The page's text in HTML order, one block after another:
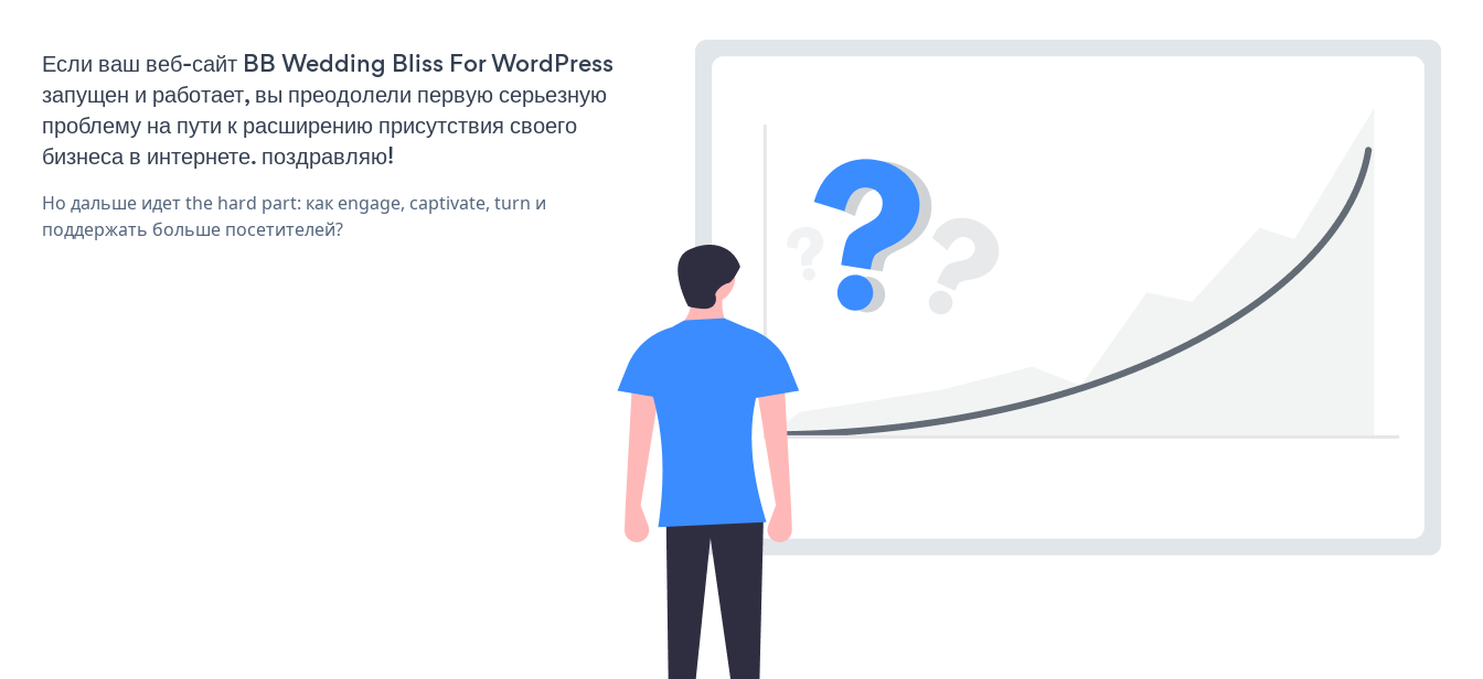
Если ваш веб-сайт BB Wedding Bliss For WordPress
запущен и работает, вы преодолели первую серьезную
проблему на пути к расширению присутствия своего
бизнеса в интернете. поздравляю!
Но дальше идет the hard part: как engage, captivate, turn и
поддержать больше посетителей?